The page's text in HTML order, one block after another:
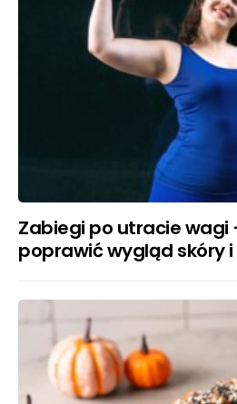
Zabiegi po utracie wagi
poprawić wygląd skóry